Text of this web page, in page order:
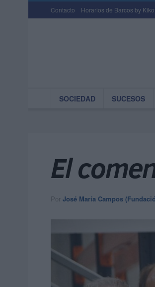
Contacto Horarios de Barcos by
SOCIEDAD SUCESOS
El
Por José María Campos